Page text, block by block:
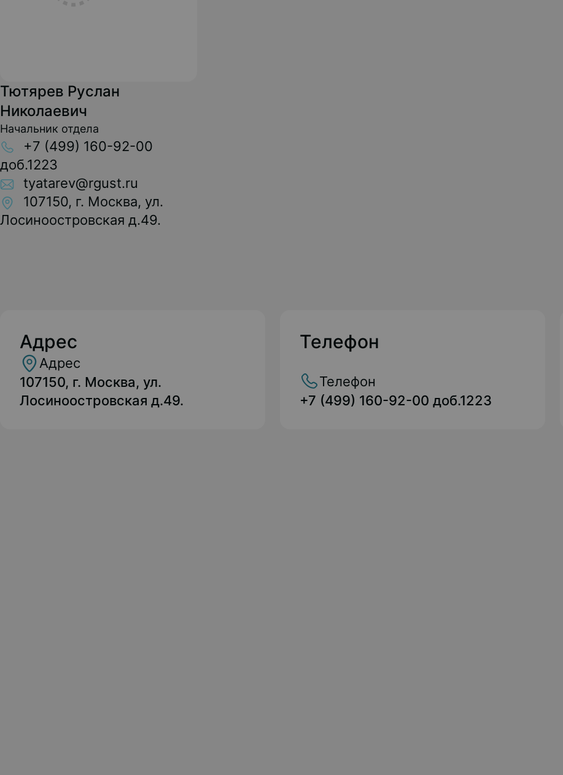
Тютярев Руслан
Николаевич
Начальник отдела
+7 (499) 160-92-00
доб.1223
tyatarev@rgust.ru
107150, г. Москва, ул.
Лосиноостровская д.49.
Адрес
Адрес
107150, г. Москва, ул.
Лосиноостровская д.49.
Телефон
Телефон
+7 (499) 160-92-00 доб.1223